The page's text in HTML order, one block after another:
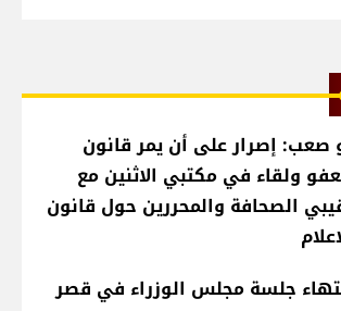
صعب: إصرار على أن يمر قانون
ولقاء في مكتبي الاثنين مع
الصحافة والمحررين حول قانون
جلسة مجلس الوزراء في قصر